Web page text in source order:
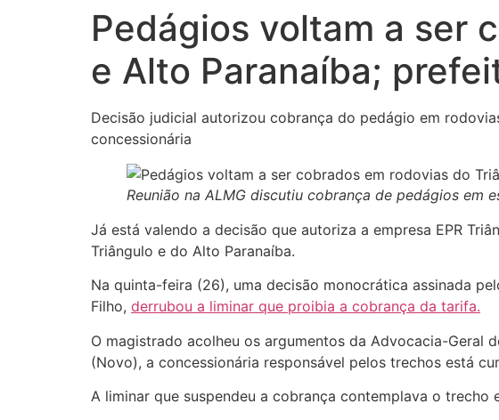
Pedágios voltam a ser
e Alto Paranaíba;
Decisão judicial autorizou cobrança do pedágio em
concessionária
Reunião na ALMG discutiu cobrança de pedágios em
Já está valendo a decisão que autoriza a empresa EPR
Triângulo e do Alto Paranaíba.
Na quinta-feira (26), uma decisão monocrática assinada
Filho, derrubou a liminar que proibia a cobrança da tarifa.
O magistrado acolheu os argumentos da Advocacia-Geral
(Novo), a concessionária responsável pelos trechos está
A liminar que suspendeu a cobrança contemplava o trecho